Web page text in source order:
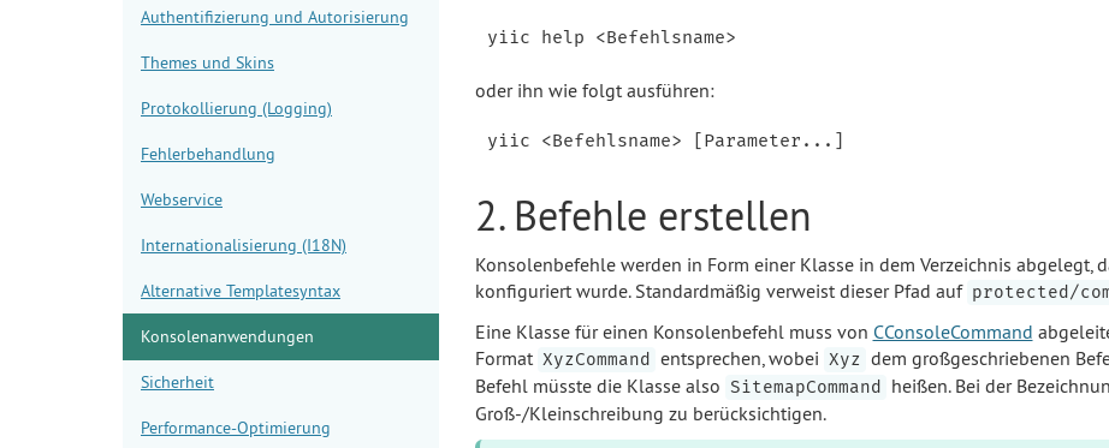
Authentifizierung und Autorisierung
Themes und Skins
Protokollierung (Logging)
Fehlerbehandlung
Webservice
Internationalisierung (I18N)
Alternative Templatesyntax
Konsolenanwendungen
Sicherheit
Performance-Optimierung
oder ihn wie folgt ausführen:
2. Befehle erstellen
Konsolenbefehle werden in Form einer Klasse in dem Verzeichnis abgelegt,
konfiguriert wurde. Standardmäßig verweist dieser Pfad auf protected/
Eine Klasse für einen Konsolenbefehl muss von CConsoleCommand
Format XyzCommand entsprechen, wobei Xyz dem großgeschriebenen
Befehl müsste die Klasse also SitemapCommand
heißen. Bei der
Groß-/Kleinschreibung zu berücksichtigen.